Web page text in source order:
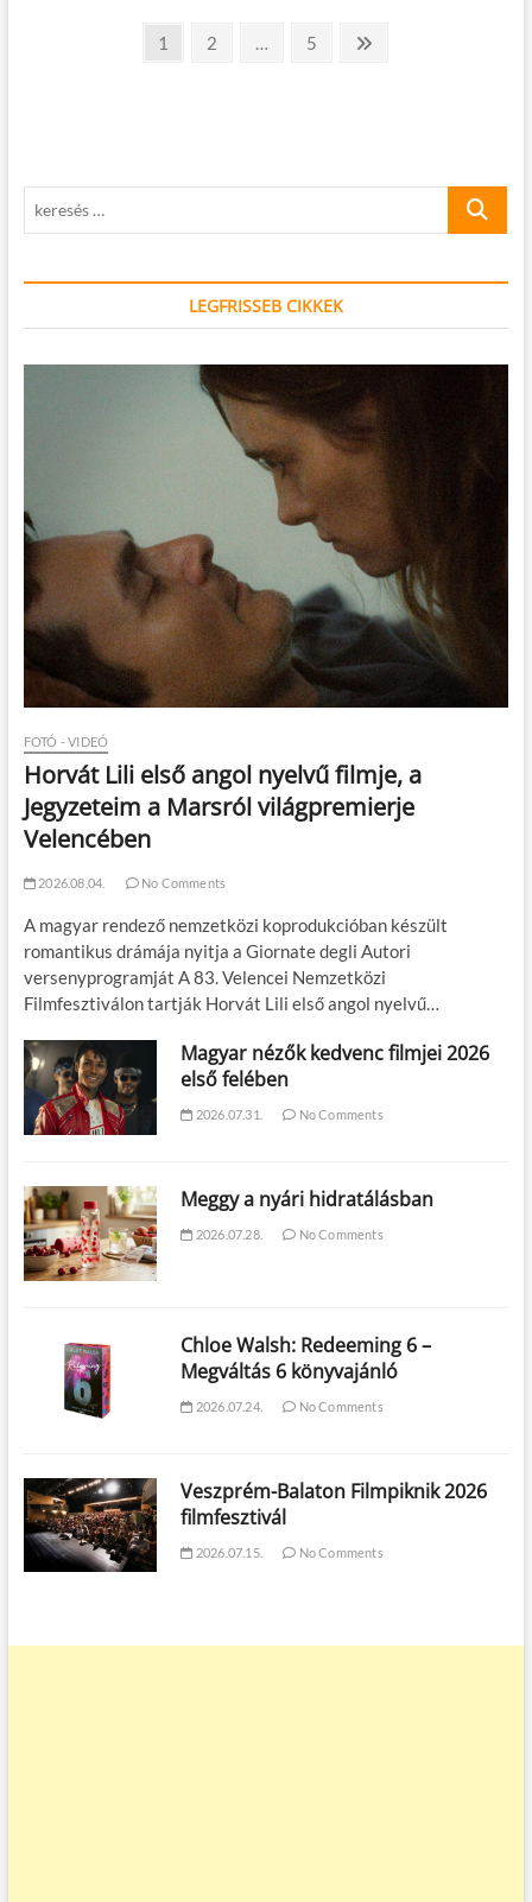
Bejegyzések
oldal
1 oldal
2 … oldal
5
keresés
LEGFRISSEB CIKKEK
FOTÓ - VIDEÓ
Horvát Lili első angol nyelvű filmje, a
Jegyzeteim a Marsról világpremierje
Velencében
2026.08.04. No Comments
A magyar rendező nemzetközi koprodukcióban készült
romantikus drámája nyitja a Giornate degli Autori
versenyprogramját A 83. Velencei Nemzetközi
Filmfesztiválon tartják Horvát Lili első angol nyelvű…
Magyar nézők kedvenc filmjei 2026
első felében
2026.07.31. No Comments
Meggy a nyári hidratálásban
2026.07.28. No Comments
Chloe Walsh: Redeeming 6 –
Megváltás 6 könyvajánló
2026.07.24. No Comments
Veszprém-Balaton Filmpiknik 2026
filmfesztivál
2026.07.15. No Comments